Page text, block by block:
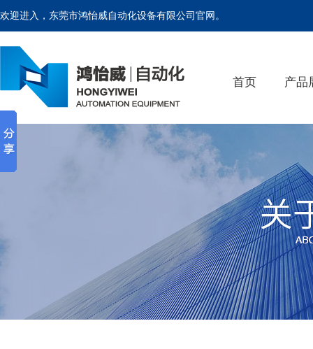
欢迎进入，东莞市鸿怡威自动化设备有限公司官网。
首页 产品